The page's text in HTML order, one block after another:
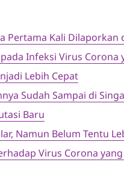
Pertama Kali Dilaporkan
Infeksi Virus Corona
Lebih Cepat
Sudah Sampai di
Baru
Namun Belum Tentu
Virus Corona